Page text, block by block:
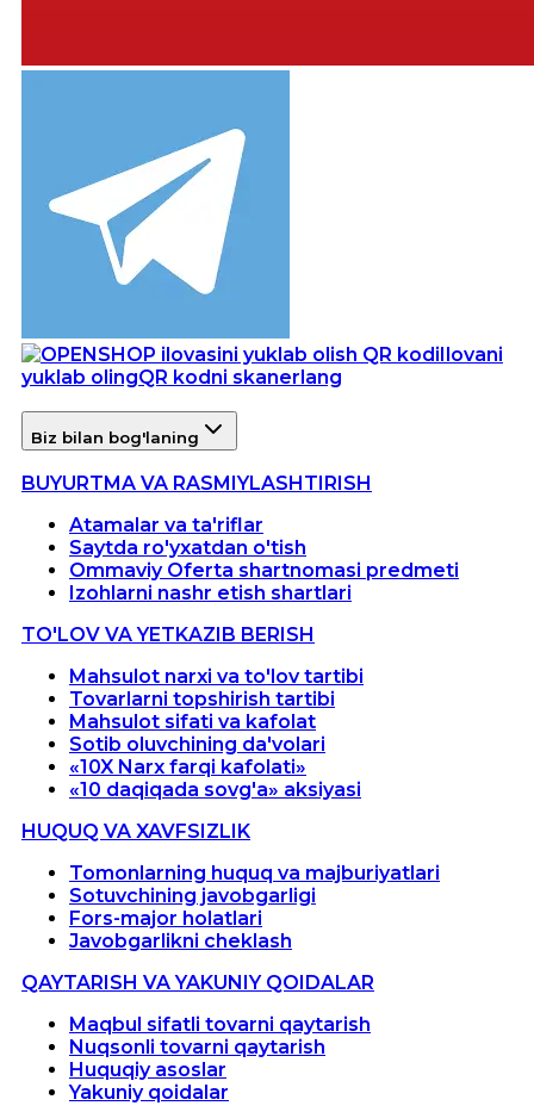
Ilovani
yuklab olingQR kodni skanerlang
Biz bilan bog'laning
BUYURTMA VA RASMIYLASHTIRISH
Atamalar va ta'riflar
Saytda ro'yxatdan o'tish
Ommaviy Oferta shartnomasi predmeti
Izohlarni nashr etish shartlari
TO'LOV VA YETKAZIB BERISH
Mahsulot narxi va to'lov tartibi
Tovarlarni topshirish tartibi
Mahsulot sifati va kafolat
Sotib oluvchining da'volari
«10X Narx farqi kafolati»
«10 daqiqada sovg'a» aksiyasi
HUQUQ VA XAVFSIZLIK
Tomonlarning huquq va majburiyatlari
Sotuvchining javobgarligi
Fors-major holatlari
Javobgarlikni cheklash
QAYTARISH VA YAKUNIY QOIDALAR
Maqbul sifatli tovarni qaytarish
Nuqsonli tovarni qaytarish
Huquqiy asoslar
Yakuniy qoidalar